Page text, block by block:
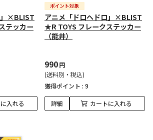
」×BLIST
テッカー
入れる
アニメ「ドロヘドロ」×BLIST
★R TOYS フレークステッカー
（能井）
990円
(送料別・税込)
獲得ポイント : 9
詳細 カートに入れる